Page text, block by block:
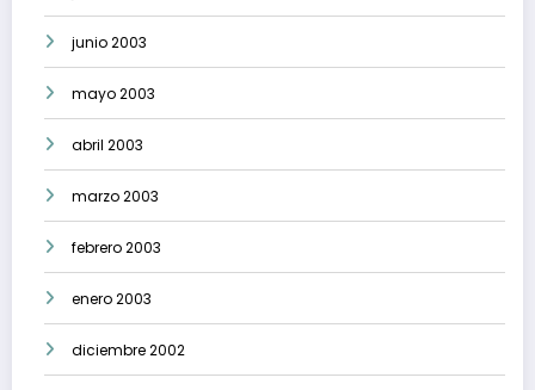
junio 2003
mayo 2003
abril 2003
marzo 2003
febrero 2003
enero 2003
diciembre 2002